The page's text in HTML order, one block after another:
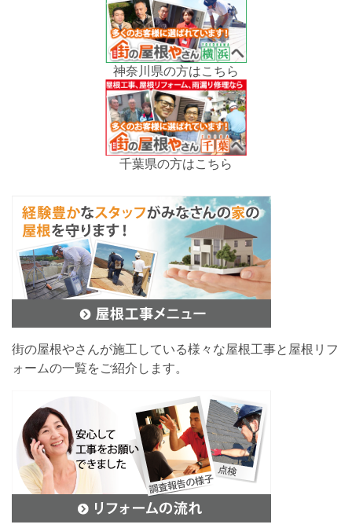
神奈川県の方はこちら
千葉県の方はこちら
街の屋根やさんが施工している様々な屋根工事と屋根リフ
ォームの一覧をご紹介します。